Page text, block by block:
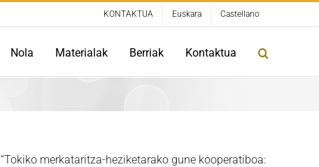
KONTAKTUA Euskara Castellano
Nola Materialak Berriak Kontaktua
“Tokiko merkataritza-heziketarako gune kooperatiboa: